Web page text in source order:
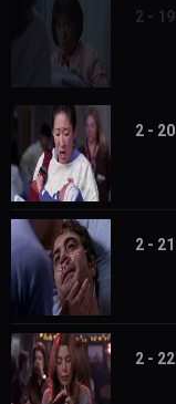
2 - 19
2 - 20
2 - 21
2 - 22